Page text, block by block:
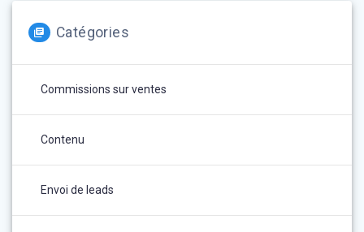
Catégories
Commissions sur ventes
Contenu
Envoi de leads